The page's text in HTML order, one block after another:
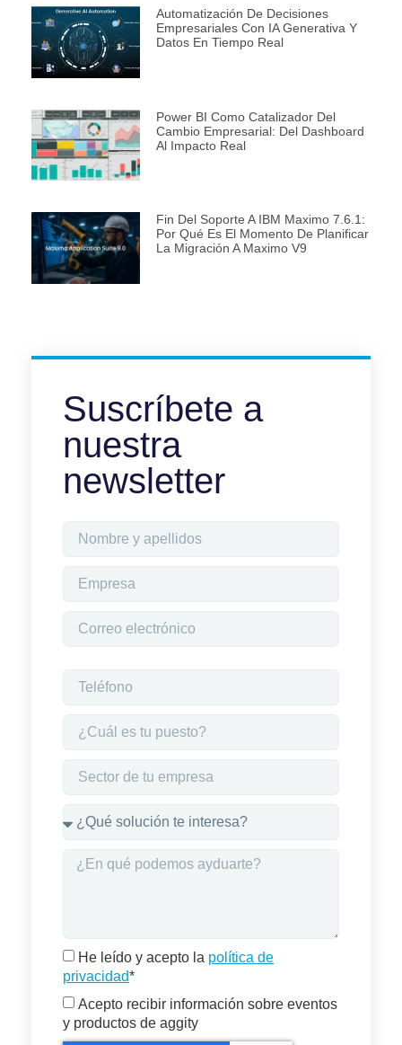
Automatización De Decisiones
Empresariales Con IA Generativa Y
Datos En Tiempo Real
Power BI Como Catalizador Del
Cambio Empresarial: Del Dashboard
Al Impacto Real
Fin Del Soporte A IBM Maximo 7.6.1:
Por Qué Es El Momento De Planificar
La Migración A Maximo V9
Suscríbete a
nuestra
newsletter
He leído y acepto la política de
privacidad*
Acepto recibir información sobre eventos
y productos de aggity